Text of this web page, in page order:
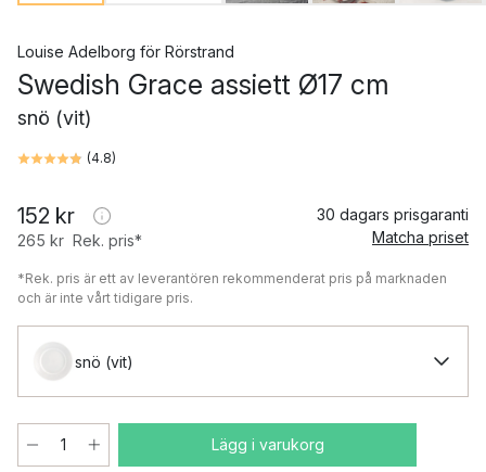
Louise Adelborg för Rörstrand
Swedish Grace assiett Ø17 cm
snö (vit)
(4.8)
152 kr
265 kr Rek. pris*
30 dagars prisgaranti
Matcha priset
*Rek. pris är ett av leverantören rekommenderat pris på marknaden
och är inte vårt tidigare pris.
snö (vit)
Lägg i varukorg